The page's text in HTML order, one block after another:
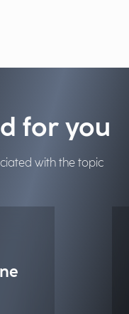
for you
with the topic